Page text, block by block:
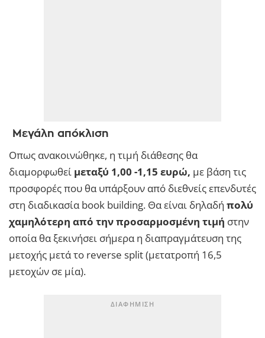
Μεγάλη απόκλιση
Οπως ανακοινώθηκε, η τιμή διάθεσης θα
διαμορφωθεί μεταξύ 1,00 -1,15 ευρώ, με βάση τις
προσφορές που θα υπάρξουν από διεθνείς επενδυτές
στη διαδικασία book building. Θα είναι δηλαδή πολύ
χαμηλότερη από την προσαρμοσμένη τιμή στην
οποία θα ξεκινήσει σήμερα η διαπραγμάτευση της
μετοχής μετά το reverse split (μετατροπή 16,5
μετοχών σε μία).